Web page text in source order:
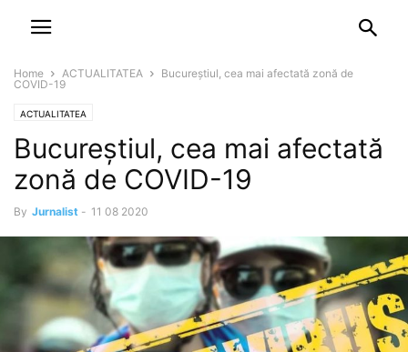
Home ACTUALITATEA
Bucureștiul, cea mai afectată zonă de
COVID-19
ACTUALITATEA
Bucureștiul, cea mai afectată
zonă de COVID-19
By Jurnalist - 11 08 2020